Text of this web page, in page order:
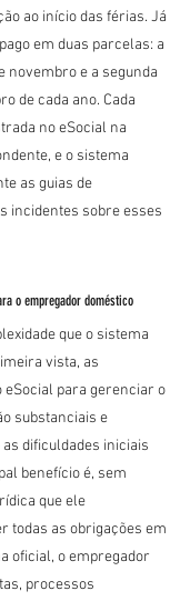
ao início das férias. Já
em duas parcelas: a
novembro e a segunda
de cada ano. Cada
no eSocial na
e o sistema
as guias de
incidentes sobre esses
o empregador doméstico
que o sistema
vista, as
para gerenciar o
substanciais e
dificuldades iniciais
benefício é, sem
que ele
todas as obrigações em
oficial, o empregador
processos